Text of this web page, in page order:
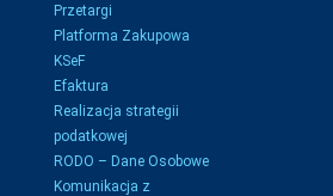
Przetargi
Platforma Zakupowa
KSeF
Efaktura
Realizacja strategii
podatkowej
RODO – Dane Osobowe
Komunikacja z